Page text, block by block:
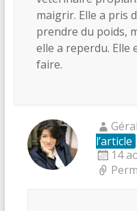
maigrir. Elle a pris
prendre du poids,
elle a reperdu. Elle
faire.
l’article
14